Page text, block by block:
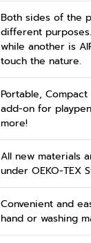
Both sides of the
different
while another is
touch the nature.
Portable,
add-on for
more!
All new materials
under OEKO-TEX
Convenient and
hand or washing